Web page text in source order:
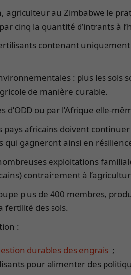
agriculteur au Zimbabwe le
cinq la quantité d’intrants à
contenant
: plus les sols
de manière durable.
ou par l’Afrique elle-
africains doivent
gagneront ainsi en
exploitations
contrairement à
plus de 400 membres,
fertilité des sols.
:
durables des engrais ;
pour alimenter des